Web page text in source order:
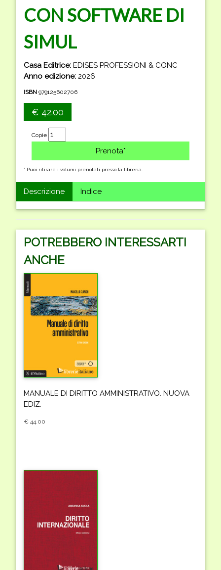
CON SOFTWARE DI
SIMUL
Casa Editrice: EDISES PROFESSIONI & CONC
Anno edizione: 2026
ISBN 979125602706
€ 42.00
Copie
* Puoi ritirare i volumi prenotati presso la libreria.
Descrizione Indice
POTREBBERO INTERESSARTI
ANCHE
MANUALE DI DIRITTO AMMINISTRATIVO. NUOVA
EDIZ.
€ 44.00